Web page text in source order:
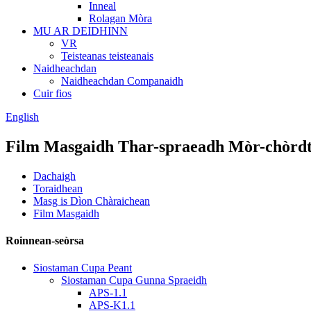
Inneal
Rolagan Mòra
MU AR DEIDHINN
VR
Teisteanas teisteanais
Naidheachdan
Naidheachdan Companaidh
Cuir fios
English
Film Masgaidh Thar-spraeadh Mòr-
Dachaigh
Toraidhean
Masg is Dìon Chàraichean
Film Masgaidh
Roinnean-seòrsa
Siostaman Cupa Peant
Siostaman Cupa Gunna Spraeidh
APS-1.1
APS-K1.1